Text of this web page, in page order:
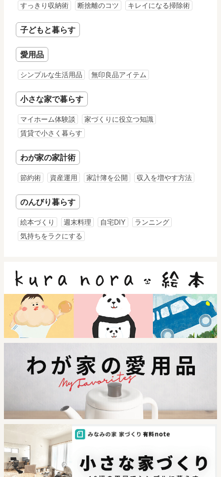
すっきり収納術 断捨離のコツ キレイになる掃除術
子どもと暮らす
愛用品
シンプルな生活用品 無印良品アイテム
小さな家で暮らす
マイホーム体験談
家づくりに役立つ知識
賃貸で小さく暮らす
わが家の家計術
節約術 資産運用 家計簿を公開 収入を増やす方法
のんびり暮らす
絵本づくり 週末料理 自宅DIY
ランニング
気持ちをラクにする